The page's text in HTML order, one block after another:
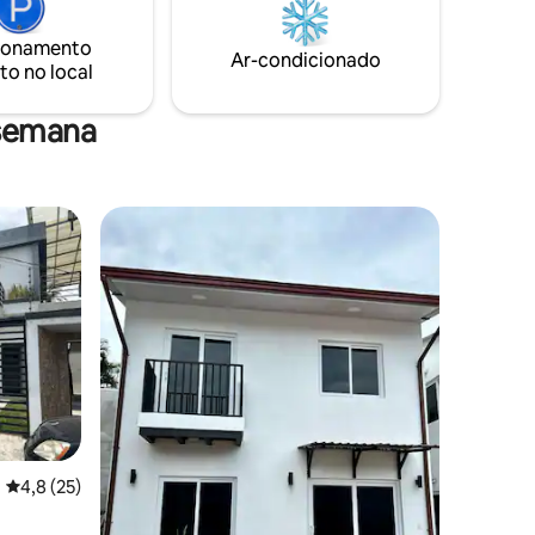
no local
Ar-condicionado
4,8 de uma avaliação média de 5, 25 avaliações
4,8 (25)